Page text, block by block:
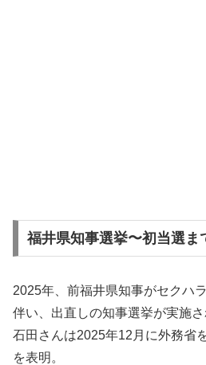
福井県知事選挙〜初当選ま
2025年、前福井県知事がセクハ
伴い、出直しの知事選挙が実施さ
石田さんは2025年12月に外務省
を表明。